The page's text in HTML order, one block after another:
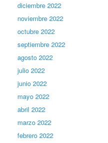
diciembre 2022
noviembre 2022
octubre 2022
septiembre 2022
agosto 2022
julio 2022
junio 2022
mayo 2022
abril 2022
marzo 2022
febrero 2022